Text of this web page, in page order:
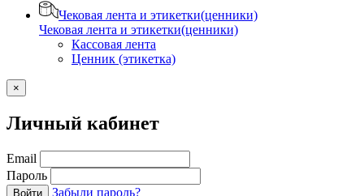
Чековая лента и этикетки(ценники)
Чековая лента и этикетки(ценники)
Кассовая лента
Ценник (этикетка)
×
Личный кабинет
Email
Пароль
Войти
Забыли пароль?